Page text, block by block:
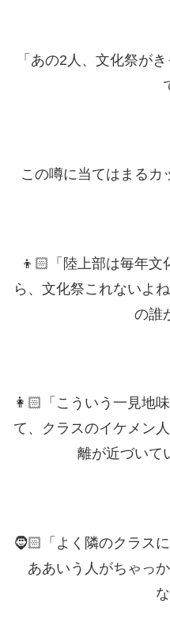
「あの2人、文化祭が
この噂に当てはまるカ
👦🏻「陸上部は毎年
ら、文化祭これないよ
の誰
👩🏻「こういう一見地
て、クラスのイケメン
離が近づいて
🧔🏻「よく隣のクラス
ああいう人がちゃっ